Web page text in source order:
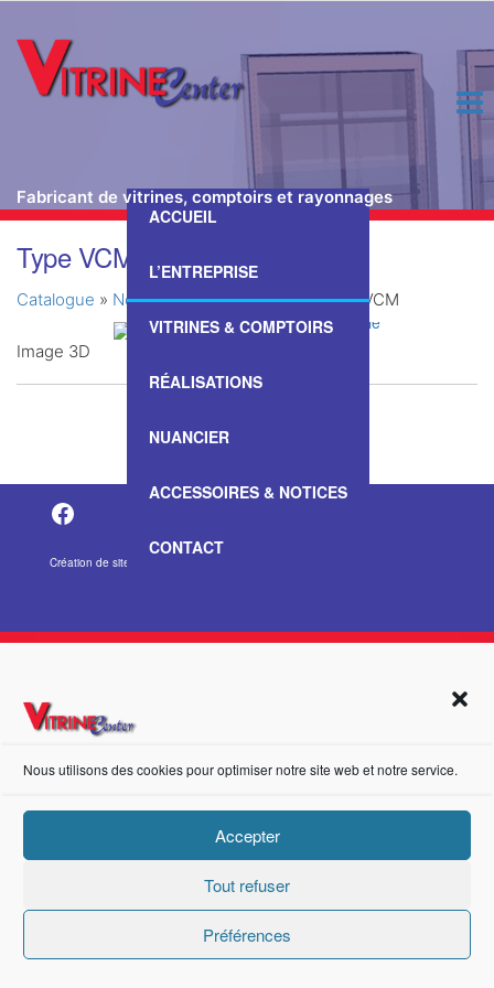
Nous utilisons des cookies pour optimiser notre site web et notre service.
Accepter
Tout refuser
Préférences
Fabricant de vitrines, comptoirs et rayonnages
ACCUEIL
L’ENTREPRISE
VITRINES & COMPTOIRS
RÉALISATIONS
NUANCIER
ACCESSOIRES & NOTICES
CONTACT
Type VCM
Catalogue » Nos Vitrines & Comptoirs»Type VCM
Image 3D
https://fr-fr.facebook.com/pages/category/Metal-Supplier/Vitrine-Center-1847745018840053/
Création de sites internet Advanced Informatique © 2021.